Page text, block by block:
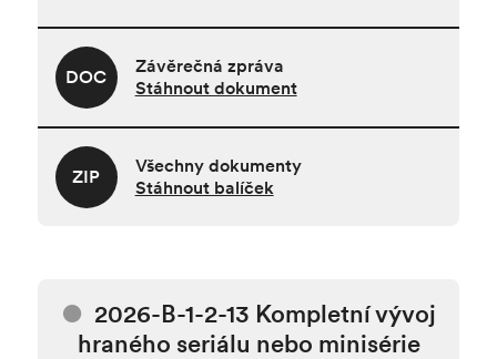
Závěrečná zpráva
Stáhnout dokument
DOC
Všechny dokumenty
Stáhnout balíček
ZIP
2026-B-1-2-13 Kompletní vývoj
hraného seriálu nebo minisérie